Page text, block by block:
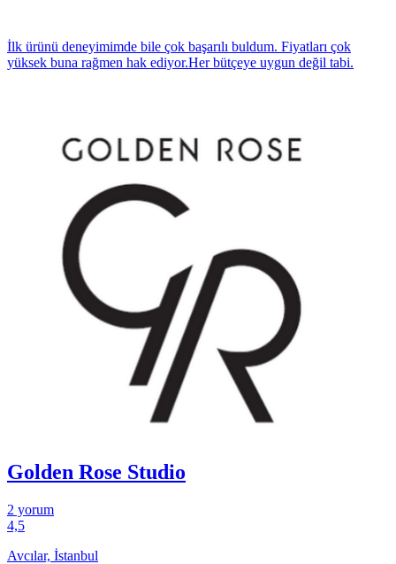
İlk ürünü deneyimimde bile çok başarılı buldum. Fiyatları çok
yüksek buna rağmen hak ediyor.Her bütçeye uygun değil tabi.
Golden Rose Studio
2 yorum
4,5
Avcılar, İstanbul